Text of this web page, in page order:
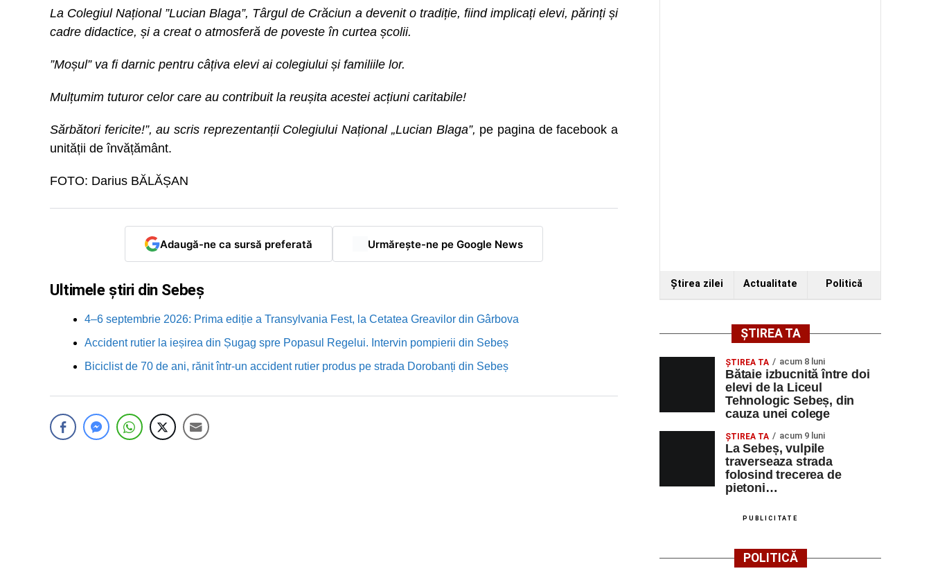
La Colegiul Național ”Lucian Blaga”, Târgul de Crăciun a devenit o tradiție, fiind implicați elevi, părinți și
cadre didactice, și a creat o atmosferă de poveste în curtea școlii.
”Moșul” va fi darnic pentru câțiva elevi ai colegiului și familiile lor.
Mulțumim tuturor celor care au contribuit la reușita acestei acțiuni caritabile!
Sărbători fericite!”, au scris reprezentanții Colegiului Național „Lucian Blaga”, pe pagina de facebook a
unității de învățământ.
FOTO: Darius BĂLĂȘAN
Adaugă-ne ca sursă preferată Urmărește-ne pe Google News
Ultimele știri din Sebeș
4–6 septembrie 2026: Prima ediție a Transylvania Fest, la Cetatea Greavilor din Gârbova
Accident rutier la ieșirea din Șugag spre Popasul Regelui. Intervin pompierii din Sebeș
Biciclist de 70 de ani, rănit într-un accident rutier produs pe strada Dorobanți din Sebeș
Ştirea zilei Actualitate Politică
ȘTIREA TA
ŞTIREA TA acum 8 luni
Bătaie izbucnită între doi
elevi de la Liceul
Tehnologic Sebeș, din
cauza unei colege
ŞTIREA TA acum 9 luni
La Sebeș, vulpile
traverseaza strada
folosind trecerea de
pietoni…
PUBLICITATE
POLITICĂ